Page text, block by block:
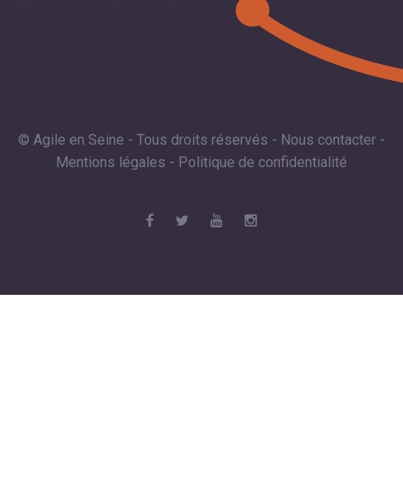
© Agile en Seine - Tous droits réservés - Nous contacter -
Mentions légales - Politique de confidentialité